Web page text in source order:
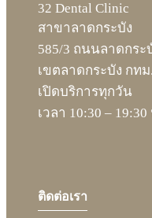
อัตราค่าบริการ
ประกันสังคม
รีวิวการให้บริการ
ติดต่อเรา
32 Dental Clinic
สาขาลาดกระบัง
585/3 ถนนลาดกระ
เขตลาดกระบัง กทม
เปิดบริการทุกวัน
เวลา 10:30 – 19:30
ติดต่อเรา